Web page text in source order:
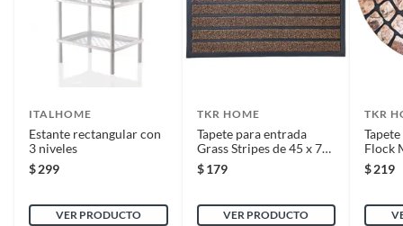
ITALHOME
Estante rectangular con
3 niveles
$299
VER PRODUCTO
TKR HOME
Tapete para entrada
Grass Stripes de 45 x 75
cm Café
$ 179
VER PRODUCTO
TKR
Flock
60
$219